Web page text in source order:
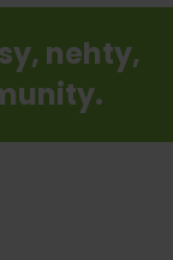
nehty,